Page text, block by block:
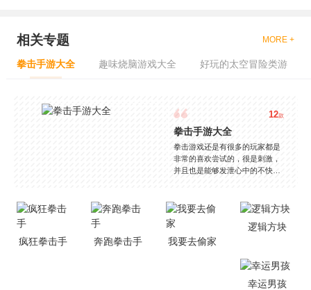
相关专题 MORE +
拳击手游大全 趣味烧脑游戏大全 好玩的太空冒险类游
12款
拳击手游大全
拳击游戏还是有很多的玩家都是
非常的喜欢尝试的，很是刺激，
并且也是能够发泄心中的不快
是一些格斗的游戏，其实是非常
的有趣，也是相当的刺激的，游
戏中是有一些不同的场景都是能
够去进行体验的，我们也是能够
就是收集了一些有意思的拳击游
戏，相信你们一定会喜欢的。
疯狂拳击手 奔跑拳击手 我要去偷家
逻辑方块
幸运男孩